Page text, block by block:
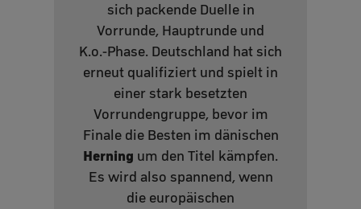
sich packende Duelle in
Vorrunde, Hauptrunde und
K.o.‑Phase. Deutschland hat sich
erneut qualifiziert und spielt in
einer stark besetzten
Vorrundengruppe, bevor im
Finale die Besten im dänischen
Herning um den Titel kämpfen.
Es wird also spannend, wenn
die europäischen